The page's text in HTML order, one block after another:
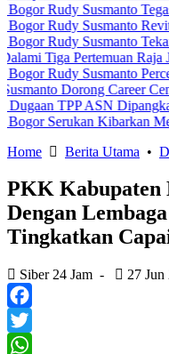
Susmanto Tegaskan
Susmanto Revitalisasi
Susmanto Tekankan
Pertemuan Raja Juli,
Susmanto Percepat
Dorong Career Center Aktif
ASN Dipangkas
Kibarkan Merah Putih
Home
Berita Utama •
PKK Kabupaten
Dengan
Tingkatkan
Siber 24 Jam - 27 Jun
Facebook
Twitter